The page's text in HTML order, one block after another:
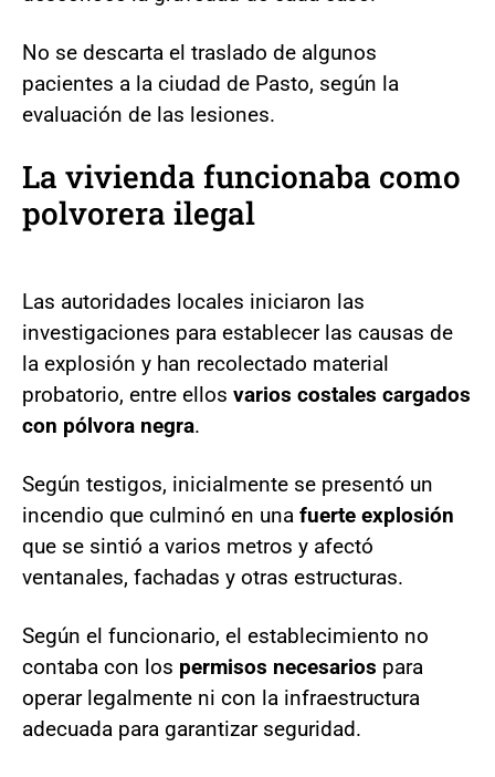
No se descarta el traslado de algunos
pacientes a la ciudad de Pasto, según la
evaluación de las lesiones.
La vivienda funcionaba como
polvorera ilegal
Las autoridades locales iniciaron las
investigaciones para establecer las causas de
la explosión y han recolectado material
probatorio, entre ellos varios costales cargados
con pólvora negra.
Según testigos, inicialmente se presentó un
incendio que culminó en una fuerte explosión
que se sintió a varios metros y afectó
ventanales, fachadas y otras estructuras.
Según el funcionario, el establecimiento no
contaba con los permisos necesarios para
operar legalmente ni con la infraestructura
adecuada para garantizar seguridad.